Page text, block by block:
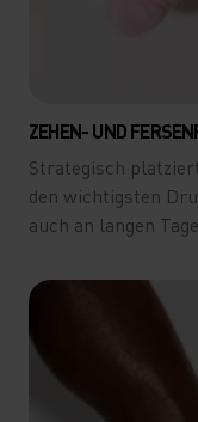
ZEHEN- UND
Strategisch
den wichtigsten
auch an langen